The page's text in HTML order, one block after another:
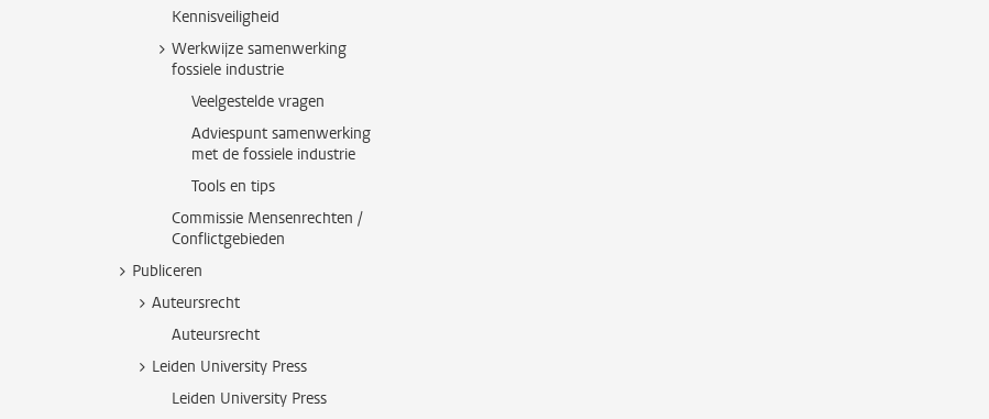
Kennisveiligheid
Werkwijze samenwerking
fossiele industrie
Veelgestelde vragen
Adviespunt samenwerking
met de fossiele industrie
Tools en tips
Commissie Mensenrechten /
Conflictgebieden
Publiceren
Auteursrecht
Auteursrecht
Leiden University Press
Leiden University Press